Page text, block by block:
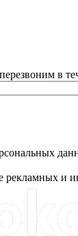
в
рекламных и